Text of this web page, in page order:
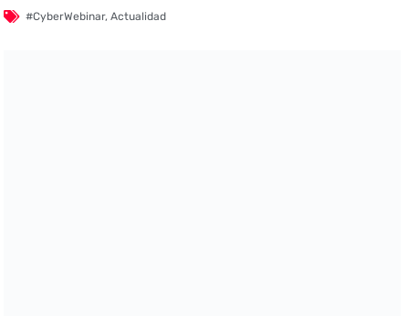
#CyberWebinar,Actualidad